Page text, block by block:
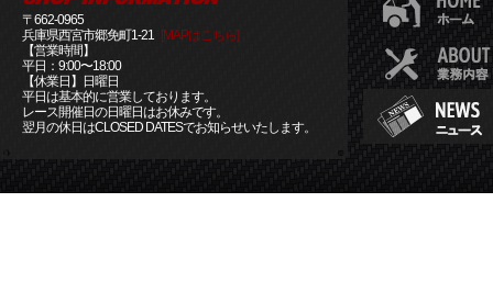
〒662-0965
兵庫県西宮市郷免町1-21 [MAPはこちら]
【営業時間】
平日：9:00〜18:00
【休業日】日曜日
平日は基本的に営業しております。
レース開催日の日曜日はお休みです。
翌月の休日はCLOSED DATESでお知らせいたします。